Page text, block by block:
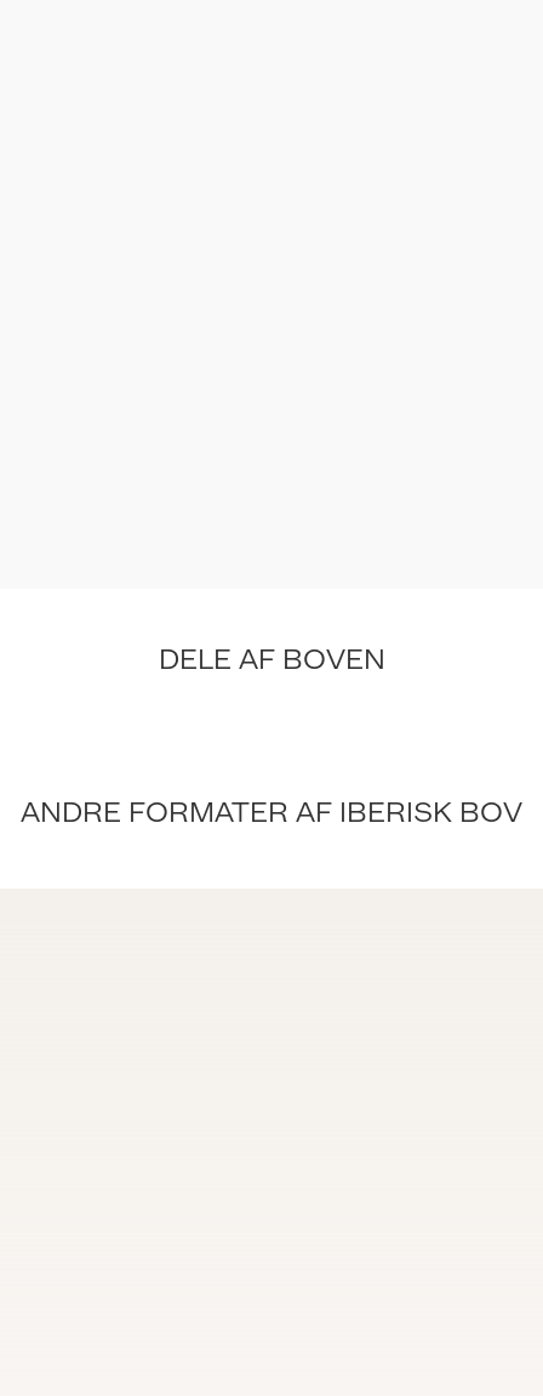
DELE AF BOVEN
ANDRE FORMATER AF IBERISK BOV